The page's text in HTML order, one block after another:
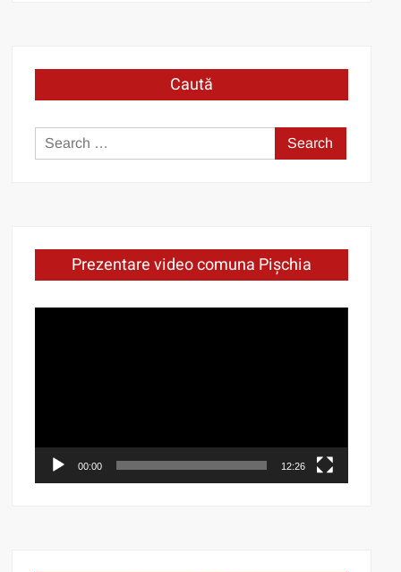
Caută
Search
for:
Prezentare video comuna Pișchia
00:00 12:26